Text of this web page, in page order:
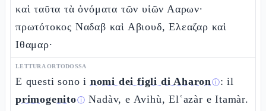
καὶ ταῦτα τὰ ὀνόματα τῶν υἱῶν Ααρων·
πρωτότοκος Ναδαβ καὶ Αβιουδ, Ελεαζαρ καὶ
Ιθαμαρ·
LETTURA ORTODOSSA
E questi sono i nomi dei figli di Aharonⓘ: il
primogenitoⓘ Nadàv, e Avihù, Elʿazàr e Itamàr.